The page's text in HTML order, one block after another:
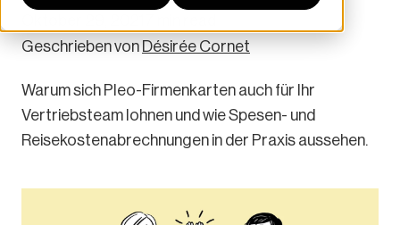
Geschrieben von Désirée Cornet
Warum sich Pleo-Firmenkarten auch für Ihr
Vertriebsteam lohnen und wie Spesen- und
Reisekostenabrechnungen in der Praxis aussehen.